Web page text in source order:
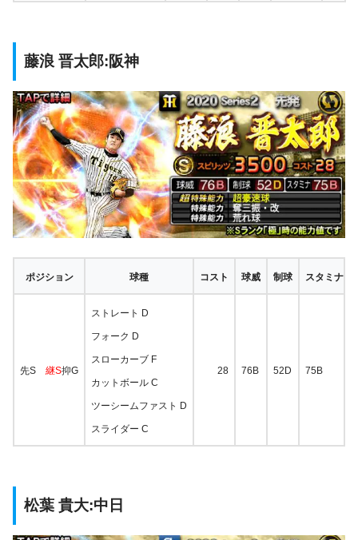
藤浪 晋太郎:阪神
ポジション 球種 コスト 球威 制球 スタミナ
先S 継S抑G
ストレート D
フォーク D
スローカーブ F
カットボール C
ツーシームファスト D
スライダー C
28 76B 52D 75B
松葉 貴大:中日